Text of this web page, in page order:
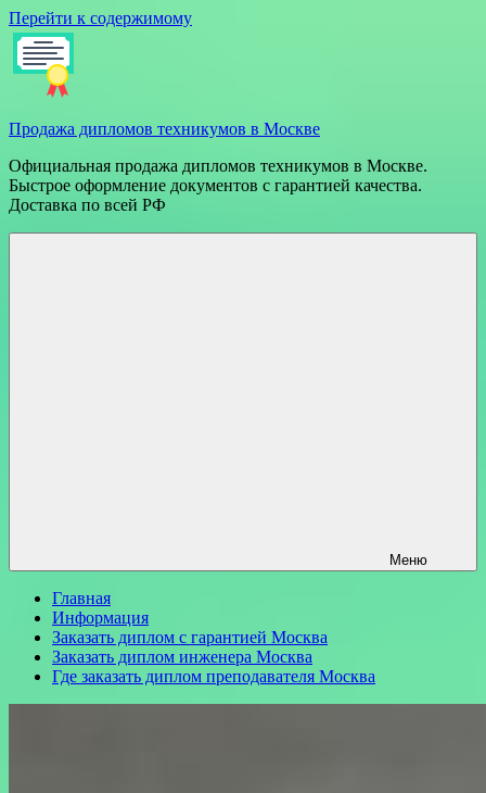
Перейти к содержимому
Продажа дипломов техникумов в Москве
Официальная продажа дипломов техникумов в Москве.
Быстрое оформление документов с гарантией качества.
Доставка по всей РФ
Меню
Главная
Информация
Заказать диплом с гарантией Москва
Заказать диплом инженера Москва
Где заказать диплом преподавателя Москва